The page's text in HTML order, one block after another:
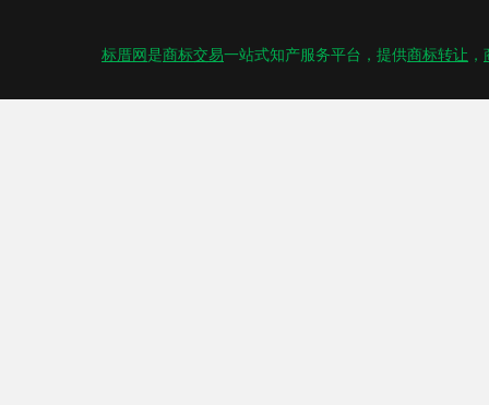
标厝网 是商标交易一站式知产服务平台，提供商标转让 ，